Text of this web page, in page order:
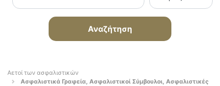
Αναζήτηση
Αετοί των ασφαλιστικών
Ασφαλιστικά Γραφεία, Ασφαλιστικοί Σύμβουλοι, Ασφαλιστικές